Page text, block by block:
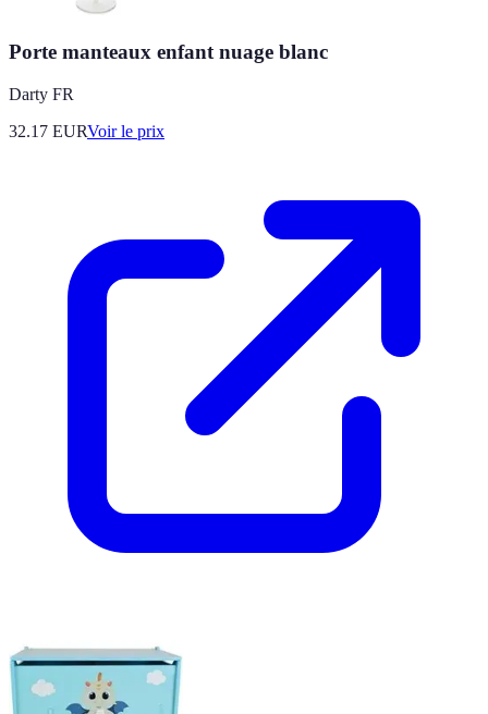
Porte manteaux enfant nuage blanc
Darty FR
32.17 EURVoir le prix